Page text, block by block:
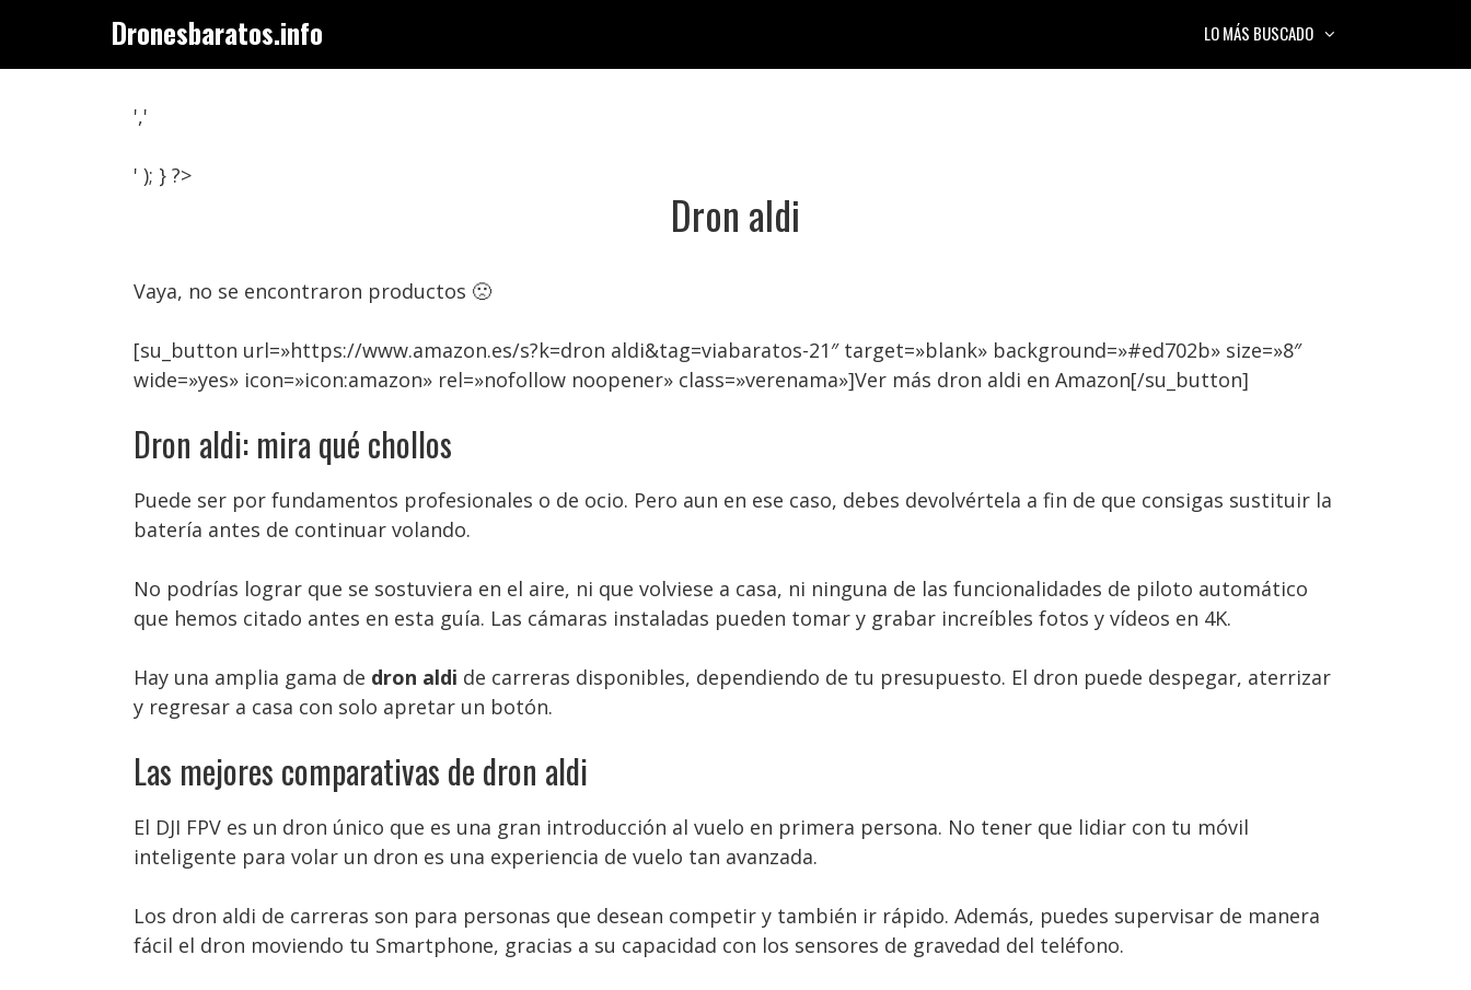
contenido
Dronesbaratos.info LO MÁS BUSCADO
','
' ); } ?>
Dron aldi
Vaya, no se encontraron productos 🙁
[su_button url=»https://www.amazon.es/s?k=dron aldi&tag=viabaratos-21″ target=»blank» background=»#ed702b» size=»8″
wide=»yes» icon=»icon:amazon» rel=»nofollow noopener» class=»verenama»]Ver más dron aldi en Amazon[/su_button]
Dron aldi: mira qué chollos
Puede ser por fundamentos profesionales o de ocio. Pero aun en ese caso, debes devolvértela a fin de que consigas sustituir la
batería antes de continuar volando.
No podrías lograr que se sostuviera en el aire, ni que volviese a casa, ni ninguna de las funcionalidades de piloto automático
que hemos citado antes en esta guía. Las cámaras instaladas pueden tomar y grabar increíbles fotos y vídeos en 4K.
Hay una amplia gama de dron aldi de carreras disponibles, dependiendo de tu presupuesto. El dron puede despegar, aterrizar
y regresar a casa con solo apretar un botón.
Las mejores comparativas de dron aldi
El DJI FPV es un dron único que es una gran introducción al vuelo en primera persona. No tener que lidiar con tu móvil
inteligente para volar un dron es una experiencia de vuelo tan avanzada.
Los dron aldi de carreras son para personas que desean competir y también ir rápido. Además, puedes supervisar de manera
fácil el dron moviendo tu Smartphone, gracias a su capacidad con los sensores de gravedad del teléfono.